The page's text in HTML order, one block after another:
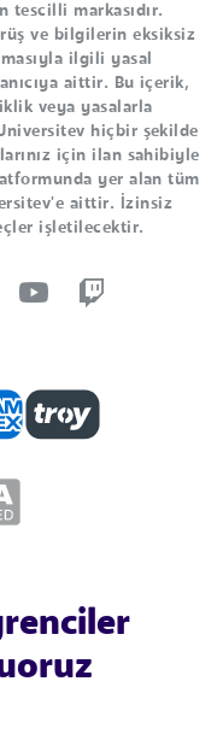
tescilli markasıdır.
ve bilgilerin eksiksiz
ilgili yasal
aittir. Bu içerik,
veya yasalarla
hiçbir şekilde
için ilan sahibiyle
yer alan tüm
aittir. İzinsiz
işletilecektir.